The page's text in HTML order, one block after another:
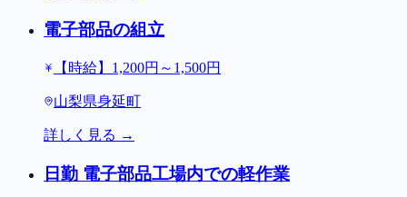
電子部品の組立
【時給】1,200円～1,500円
山梨県身延町
詳しく見る →
日勤 電子部品工場内での軽作業